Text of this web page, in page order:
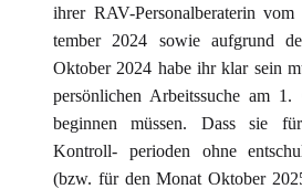
ihrer RAV-Personalberaterin
tember 2024 sowie aufgrund
Oktober 2024 habe ihr klar sein
persönlichen Arbeitssuche am
beginnen müssen. Dass sie
Kontroll- perioden ohne
(bzw. für den Monat Oktober